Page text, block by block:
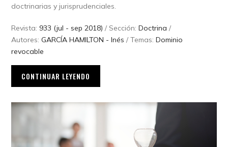
doctrinarias y jurisprudenciales.
Revista: 933 (jul - sep 2018) / Sección:Doctrina /
Autores:GARCÍA HAMILTON - Inés / Temas:Dominio
revocable
CONTINUAR LEYENDO